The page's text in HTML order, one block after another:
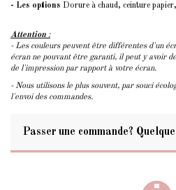
- Les options Dorure à chaud, ceinture
Attention :
- Les couleurs peuvent être différentes d'un
écran ne pouvant être garanti, il peut y avoir
de l'impression par rapport à votre écran.
- Nous utilisons le plus souvent, par souci
l'envoi des commandes.
Passer une commande?